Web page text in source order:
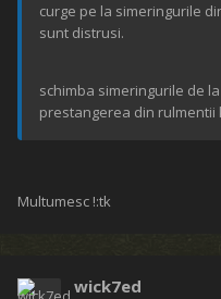
curge pe la simeringurile
sunt distrusi.
schimba simeringurile de
prestangerea din rulmentii
Multumesc !:tk
wick7ed